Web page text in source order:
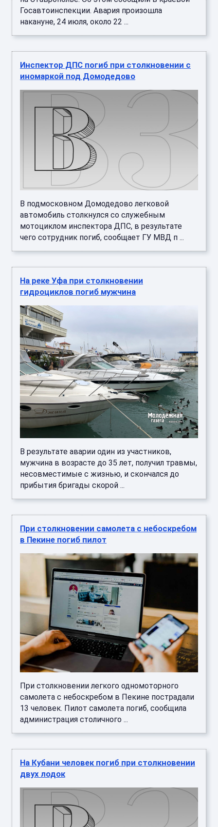
Госавтоинспекции. Авария произошла
накануне, 24 июля, около 22 ...
Инспектор ДПС погиб при столкновении с
иномаркой под Домодедово
В подмосковном Домодедово легковой
автомобиль столкнулся со служебным
мотоциклом инспектора ДПС, в результате
чего сотрудник погиб, сообщает ГУ МВД п ...
На реке Уфа при столкновении
гидроциклов погиб мужчина
В результате аварии один из участников,
мужчина в возрасте до 35 лет, получил травмы,
несовместимые с жизнью, и скончался до
прибытия бригады скорой ...
При столкновении самолета с небоскребом
в Пекине погиб пилот
При столкновении легкого одномоторного
самолета с небоскребом в Пекине пострадали
13 человек. Пилот самолета погиб, сообщила
администрация столичного ...
На Кубани человек погиб при столкновении
двух лодок